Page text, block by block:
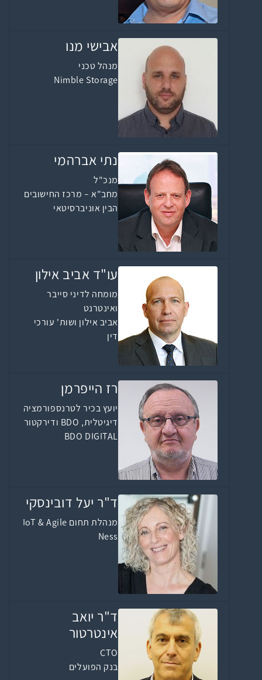
אבישי מנו
מנהל טכני
Nimble Storage
נתי אברהמי
מנכ"ל
מחב"א – מרכז החישובים
הבין אוניברסיטאי
עו"ד אביב אילון
מומחה לדיני סייבר
ואינטרנט
אביב אילון ושות' עורכי
דין
רז הייפרמן
יועץ בכיר לטרנספורמציה
דיגיטלית, BDO ודירקטור
BDO DIGITAL
ד"ר יעל דובינסקי
מנהלת תחום IoT & Agile
Ness
ד"ר יואב
אינטרטור
CTO
בנק הפועלים